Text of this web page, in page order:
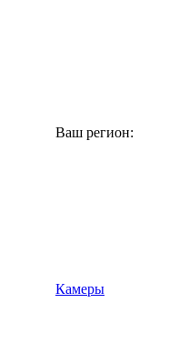
Ваш регион:
Камеры